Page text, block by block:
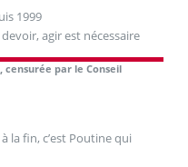
1999
agir est nécessaire
censurée par le Conseil
la fin, c’est Poutine qui